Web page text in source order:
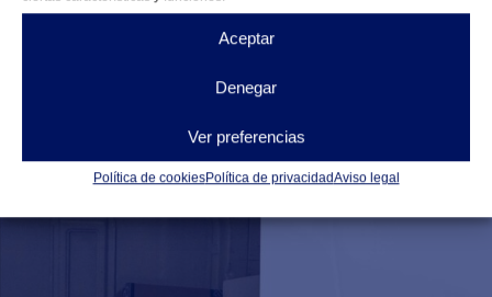
Aceptar
Denegar
Ver preferencias
Política de cookiesPolítica de privacidadAviso legal